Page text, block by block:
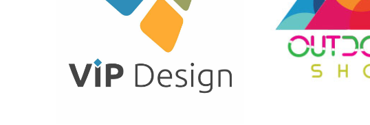
OUTDOOR SHOP
VISINSKI RADOVI
TRENING CENTAR
OPŠIRNIJE
OPREMA ZA
OPREMA ZA